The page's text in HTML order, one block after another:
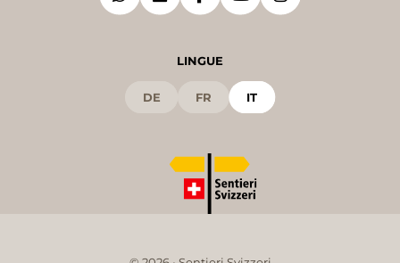
LINGUE
DE FR IT